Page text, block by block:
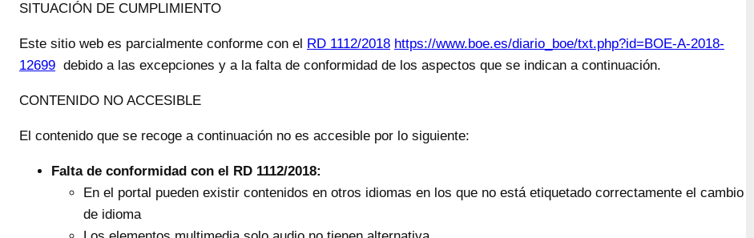
SITUACIÓN DE CUMPLIMIENTO
Este sitio web es parcialmente conforme con el RD 1112/2018 https://www.boe.es/diario_boe/txt.php?id=BOE-A-2018-
12699 debido a las excepciones y a la falta de conformidad de los aspectos que se indican a continuación.
CONTENIDO NO ACCESIBLE
El contenido que se recoge a continuación no es accesible por lo siguiente:
Falta de conformidad con el RD 1112/2018:
En el portal pueden existir contenidos en otros idiomas en los que no está etiquetado correctamente el cambio
de idioma